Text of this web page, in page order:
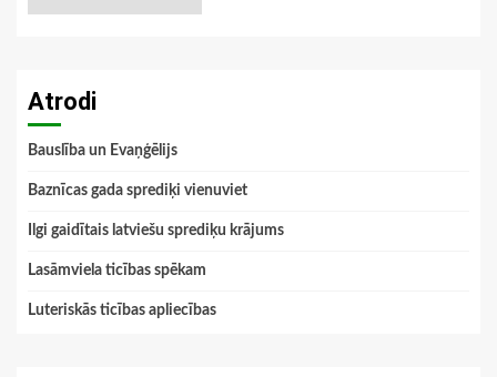
Atrodi
Bauslība un Evaņģēlijs
Baznīcas gada sprediķi vienuviet
Ilgi gaidītais latviešu sprediķu krājums
Lasāmviela ticības spēkam
Luteriskās ticības apliecības